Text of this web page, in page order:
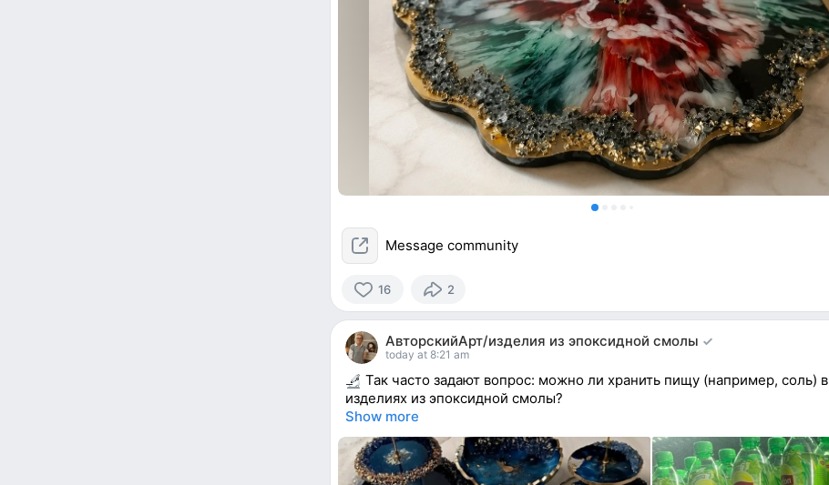
Message community
16
16
reacted
2
АвторскийАрт/изделия из эпоксидной смолы
today at 8:21 am
Так часто задают вопрос: можно ли хранить пищу (например, соль) в
изделиях из эпоксидной смолы?
Show more